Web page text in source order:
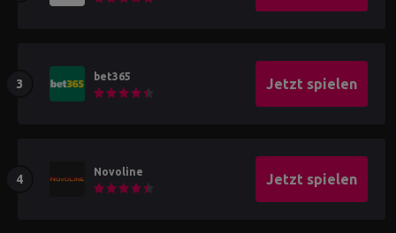
bet365 Jetzt spielen
Novoline Jetzt spielen